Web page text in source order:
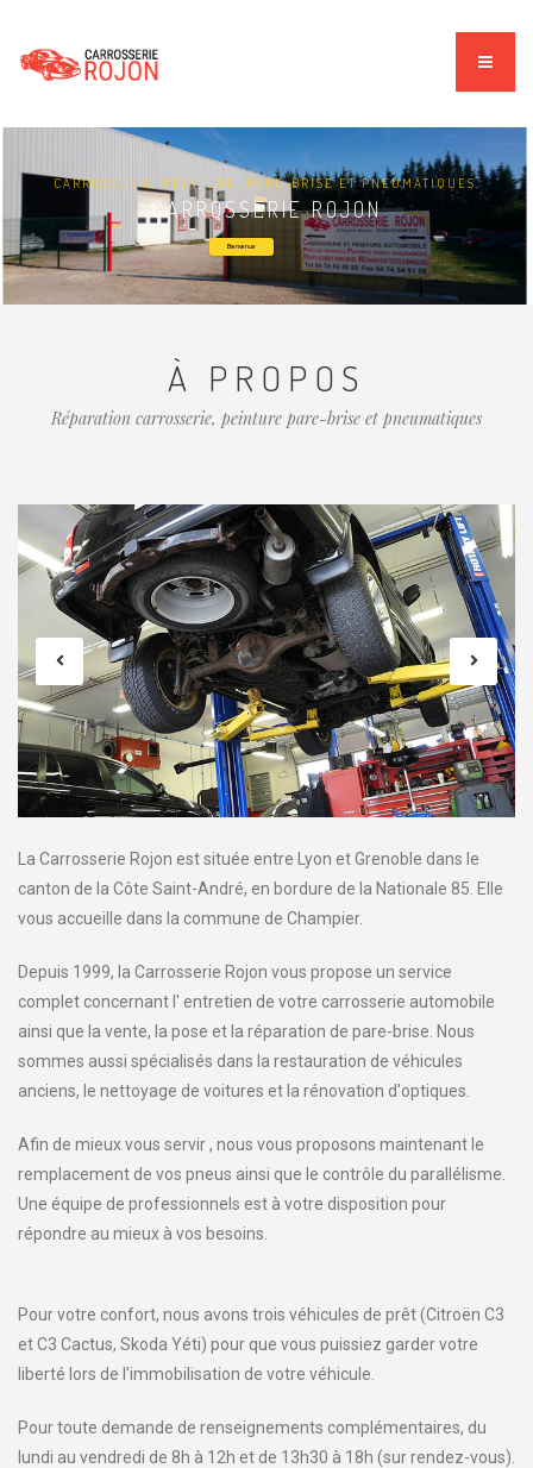
CARROSSERIE, PEINTURE, PARE-BRISE ET PNEUMATIQUES.
CARROSSERIE ROJON
Bienvenue
À PROPOS
Réparation carrosserie, peinture pare-brise et pneumatiques
La Carrosserie Rojon est située entre Lyon et Grenoble dans le
canton de la Côte Saint-André, en bordure de la Nationale 85. Elle
vous accueille dans la commune de Champier.
Depuis 1999, la Carrosserie Rojon vous propose un service
complet concernant l' entretien de votre carrosserie automobile
ainsi que la vente, la pose et la réparation de pare-brise. Nous
sommes aussi spécialisés dans la restauration de véhicules
anciens, le nettoyage de voitures et la rénovation d'optiques.
Afin de mieux vous servir , nous vous proposons maintenant le
remplacement de vos pneus ainsi que le contrôle du parallélisme.
Une équipe de professionnels est à votre disposition pour
répondre au mieux à vos besoins.
Pour votre confort, nous avons trois véhicules de prêt (Citroën C3
et C3 Cactus, Skoda Yéti) pour que vous puissiez garder votre
liberté lors de l’immobilisation de votre véhicule.
Pour toute demande de renseignements complémentaires, du
lundi au vendredi de 8h à 12h et de 13h30 à 18h (sur rendez-vous).